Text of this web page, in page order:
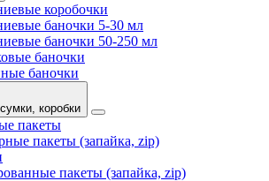
коробочки
баночки 5-30 мл
баночки 50-250 мл
баночки
баночки
коробки
пакеты
пакеты (запайка, zip)
пакеты (запайка, zip)